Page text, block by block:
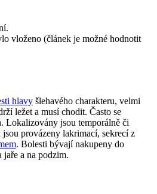
vloženo (článek je možné hodnotit
hlavy šlehavého charakteru, velmi
ležet a musí chodit. Často se
Lokalizovány jsou temporálně či
provázeny lakrimací, sekrecí z
. Bolesti bývají nakupeny do
jaře a na podzim.